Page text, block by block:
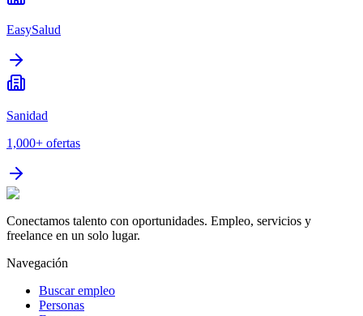
EasySalud
Sanidad
1,000+ ofertas
Conectamos talento con oportunidades. Empleo, servicios y
freelance en un solo lugar.
Navegación
Buscar empleo
Personas